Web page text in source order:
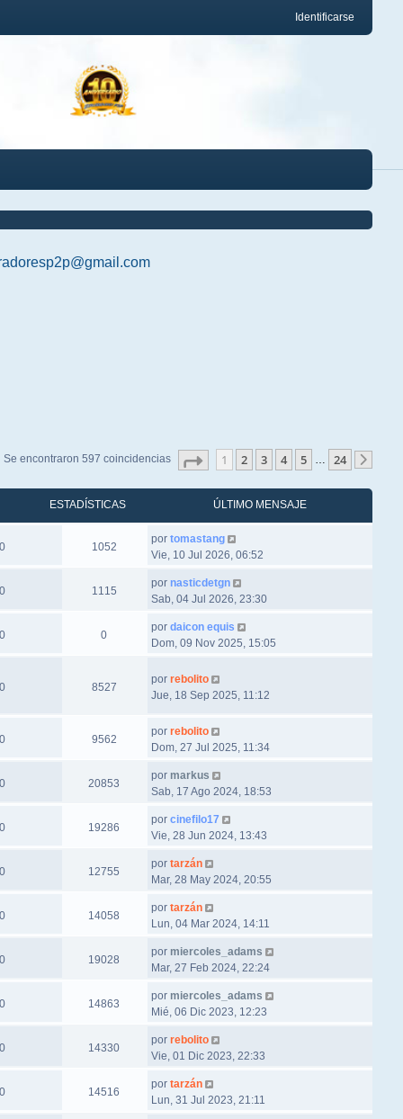
Identificarse
Se encontraron 597 coincidencias Página1 de 24
1 2 3 4 5 … 24
ESTADÍSTICAS ÚLTIMO MENSAJE
0 1052
por tomastang
Vie, 10 Jul 2026, 06:52
0 1115
por nasticdetgn
Sab, 04 Jul 2026, 23:30
0 0
por daicon equis
Dom, 09 Nov 2025, 15:05
0 8527
por rebolito
Jue, 18 Sep 2025, 11:12
0 9562
por rebolito
Dom, 27 Jul 2025, 11:34
0 20853
por markus
Sab, 17 Ago 2024, 18:53
0 19286
por cinefilo17
Vie, 28 Jun 2024, 13:43
0 12755
por tarzán
Mar, 28 May 2024, 20:55
0 14058
por tarzán
Lun, 04 Mar 2024, 14:11
0 19028
por miercoles_adams
Mar, 27 Feb 2024, 22:24
0 14863
por miercoles_adams
Mié, 06 Dic 2023, 12:23
0 14330
por rebolito
Vie, 01 Dic 2023, 22:33
0 14516
por tarzán
Lun, 31 Jul 2023, 21:11